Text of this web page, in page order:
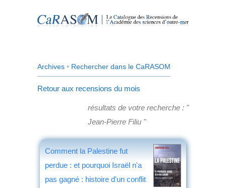
Archives • Rechercher dans le CaRASOM
Retour aux recensions du mois
résultats de votre recherche : "
Jean-Pierre Filiu "
Comment la Palestine fut
perdue : et pourquoi Israël n'a
pas gagné : histoire d'un conflit